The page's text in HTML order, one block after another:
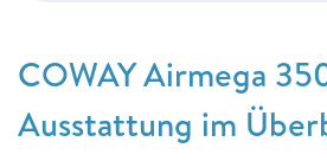
COWAY Airmega
Ausstattung im